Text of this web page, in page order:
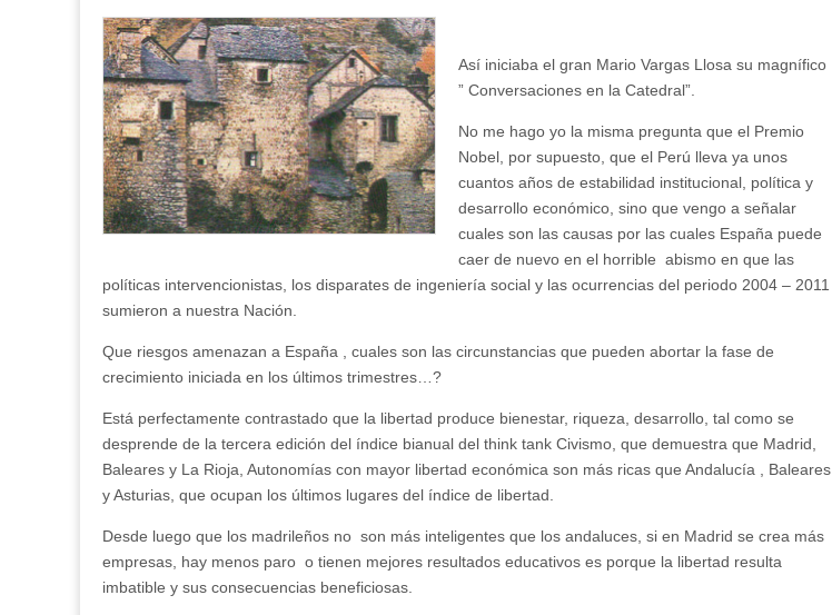
Perú
Así iniciaba el gran Mario Vargas Llosa su magnífico
” Conversaciones en la Catedral”.
No me hago yo la misma pregunta que el Premio
Nobel, por supuesto, que el Perú lleva ya unos
cuantos años de estabilidad institucional, política y
desarrollo económico, sino que vengo a señalar
cuales son las causas por las cuales España puede
caer de nuevo en el horrible abismo en que las
políticas intervencionistas, los disparates de ingeniería social y las ocurrencias del periodo 2004 – 2011
sumieron a nuestra Nación.
Que riesgos amenazan a España , cuales son las circunstancias que pueden abortar la fase de
crecimiento iniciada en los últimos trimestres…?
Está perfectamente contrastado que la libertad produce bienestar, riqueza, desarrollo, tal como se
desprende de la tercera edición del índice bianual del think tank Civismo, que demuestra que Madrid,
Baleares y La Rioja, Autonomías con mayor libertad económica son más ricas que Andalucía , Baleares
y Asturias, que ocupan los últimos lugares del índice de libertad.
Desde luego que los madrileños no son más inteligentes que los andaluces, si en Madrid se crea más
empresas, hay menos paro o tienen mejores resultados educativos es porque la libertad resulta
imbatible y sus consecuencias beneficiosas.